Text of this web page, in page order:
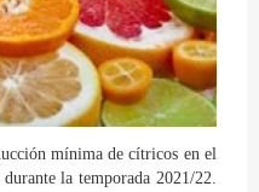
mínima de cítricos en el
la temporada 2021/22.